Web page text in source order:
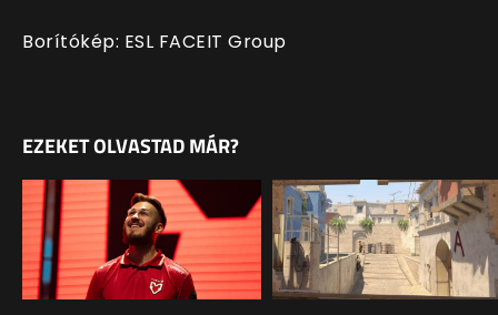
Borítókép: ESL FACEIT Group
EZEKET OLVASTAD MÁR?